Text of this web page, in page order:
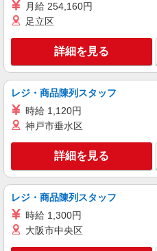
東京都大
キープ
ケンタッキーフライドチキン 蒲田
カウンター・
時給1350円
東京都大田
キープ
アルバイト パート
ケンタッキーフライドチキン 大森
月給 254,160円
足立区
詳細を見る
レジ・商品陳列スタッフ
時給 1,120円
神戸市垂水区
詳細を見る
レジ・商品陳列スタッフ
時給 1,300円
大阪市中央区